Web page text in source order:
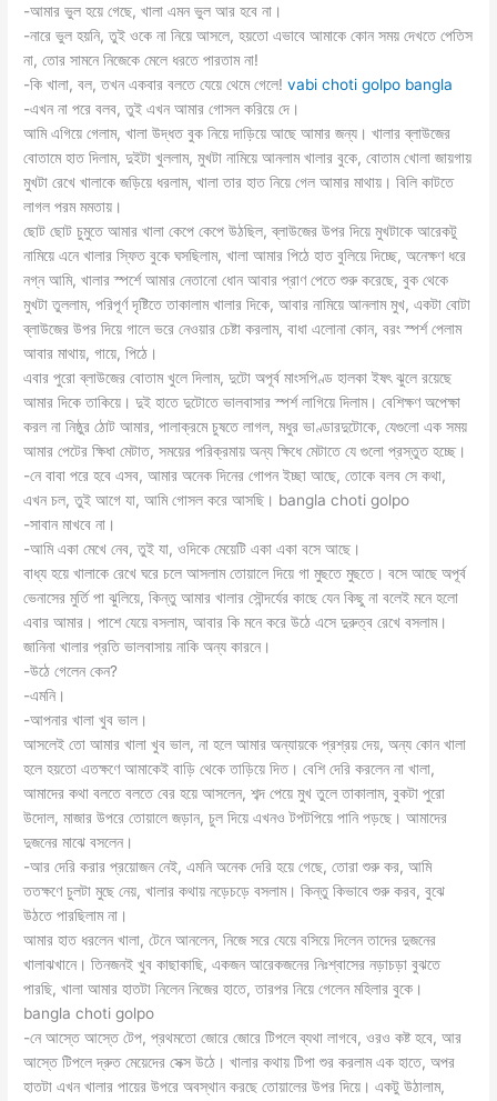
-আমার ভুল হয়ে গেছে, খালা এমন ভুল আর হবে না।
-নারে ভুল হয়নি, তুই ওকে না নিয়ে আসলে, হয়তো এভাবে আমাকে কোন সময় দেখতে পেতিস
না, তোর সামনে নিজেকে মেলে ধরতে পারতাম না!
-কি খালা, বল, তখন একবার বলতে যেয়ে থেমে গেলে!vabi choti golpo bangla
-এখন না পরে বলব, তুই এখন আমার গোসল করিয়ে দে।
আমি এগিয়ে গেলাম, খালা উদ্ধত বুক নিয়ে দাড়িয়ে আছে আমার জন্য। খালার ব্লাউজের
বোতামে হাত দিলাম, দুইটা খুললাম, মুখটা নামিয়ে আনলাম খালার বুকে, বোতাম খোলা জায়গায়
মুখটা রেখে খালাকে জড়িয়ে ধরলাম, খালা তার হাত নিয়ে গেল আমার মাথায়। বিলি কাটতে
লাগল পরম মমতায়।
ছোট ছোট চুমুতে আমার খালা কেপে কেপে উঠছিল, ব্লাউজের উপর দিয়ে মুখটাকে আরেকটু
নামিয়ে এনে খালার স্ফিত বুকে ঘসছিলাম, খালা আমার পিঠে হাত বুলিয়ে দিচ্ছে, অনেক্ষণ ধরে
নগ্ন আমি, খালার স্পর্শে আমার নেতানো ধোন আবার প্রাণ পেতে শুরু করেছে, বুক থেকে
মুখটা তুললাম, পরিপূর্ণ দৃষ্টিতে তাকালাম খালার দিকে, আবার নামিয়ে আনলাম মুখ, একটা বোটা
ব্লাউজের উপর দিয়ে গালে ভরে নেওয়ার চেষ্টা করলাম, বাধা এলোনা কোন, বরং স্পর্শ পেলাম
আবার মাথায়, গায়ে, পিঠে।
এবার পুরো ব্লাউজের বোতাম খুলে দিলাম, দুটো অপূর্ব মাংসপিণ্ড হালকা ইষৎ ঝুলে রয়েছে
আমার দিকে তাকিয়ে। দুই হাতে দুটোতে ভালবাসার স্পর্শ লাগিয়ে দিলাম। বেশিক্ষণ অপেক্ষা
করল না নিষ্ঠুর ঠোট আমার, পালাক্রমে চুষতে লাগল, মধুর ভাণ্ডারদুটোকে, যেগুলো এক সময়
আমার পেটের ক্ষিধা মেটাত, সময়ের পরিক্রমায় অন্য ক্ষিধে মেটাতে যে গুলো প্রস্তুত হচ্ছে।
-নে বাবা পরে হবে এসব, আমার অনেক দিনের গোপন ইচ্ছা আছে, তোকে বলব সে কথা,
এখন চল, তুই আগে যা, আমি গোসল করে আসছি। bangla choti golpo
-সাবান মাখবে না।
-আমি একা মেখে নেব, তুই যা, ওদিকে মেয়েটি একা একা বসে আছে।
বাধ্য হয়ে খালাকে রেখে ঘরে চলে আসলাম তোয়ালে দিয়ে গা মুছতে মুছতে। বসে আছে অপূর্ব
ভেনাসের মুর্তি পা ঝুলিয়ে, কিন্তু আমার খালার সৌন্দর্যের কাছে যেন কিছু না বলেই মনে হলো
এবার আমার। পাশে যেয়ে বসলাম, আবার কি মনে করে উঠে এসে দুরুত্ব রেখে বসলাম।
জানিনা খালার প্রতি ভালবাসায় নাকি অন্য কারনে।
-উঠে গেলেন কেন?
-এমনি।
-আপনার খালা খুব ভাল।
আসলেই তো আমার খালা খুব ভাল, না হলে আমার অন্যায়কে প্রশ্রয় দেয়, অন্য কোন খালা
হলে হয়তো এতক্ষণে আমাকেই বাড়ি থেকে তাড়িয়ে দিত। বেশি দেরি করলেন না খালা,
আমাদের কথা বলতে বলতে বের হয়ে আসলেন, শব্দ পেয়ে মুখ তুলে তাকালাম, বুকটা পুরো
উদোল, মাজার উপরে তোয়ালে জড়ান, চুল দিয়ে এখনও টপটপিয়ে পানি পড়ছে। আমাদের
দুজনের মাঝে বসলেন।
-আর দেরি করার প্রয়োজন নেই, এমনি অনেক দেরি হয়ে গেছে, তোরা শুরু কর, আমি
ততক্ষণে চুলটা মুছে নেয়, খালার কথায় নড়েচড়ে বসলাম। কিন্তু কিভাবে শুরু করব, বুঝে
উঠতে পারছিলাম না।
আমার হাত ধরলেন খালা, টেনে আনলেন, নিজে সরে যেয়ে বসিয়ে দিলেন তাদের দুজনের
খালাঝখানে। তিনজনই খুব কাছাকাছি, একজন আরেকজনের নিঃশ্বাসের নড়াচড়া বুঝতে
পারছি, খালা আমার হাতটা নিলেন নিজের হাতে, তারপর নিয়ে গেলেন মহিলার বুকে।
bangla choti golpo
-নে আস্তে আস্তে টেপ, প্রথমতো জোরে জোরে টিপলে ব্যথা লাগবে, ওরও কষ্ট হবে, আর
আস্তে টিপলে দ্রুত মেয়েদের সেক্স উঠে। খালার কথায় টিপা শুর করলাম এক হাতে, অপর
হাতটা এখন খালার পায়ের উপরে অবস্থান করছে তোয়ালের উপর দিয়ে। একটু উঠালাম,